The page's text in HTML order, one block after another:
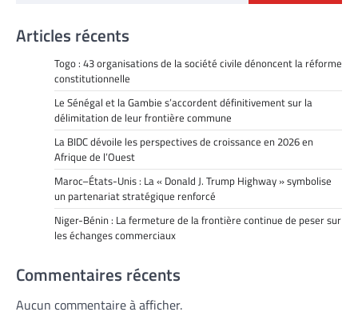
Articles récents
Togo : 43 organisations de la société civile dénoncent la réforme
constitutionnelle
Le Sénégal et la Gambie s’accordent définitivement sur la
délimitation de leur frontière commune
La BIDC dévoile les perspectives de croissance en 2026 en
Afrique de l’Ouest
Maroc–États-Unis : La « Donald J. Trump Highway » symbolise
un partenariat stratégique renforcé
Niger-Bénin : La fermeture de la frontière continue de peser sur
les échanges commerciaux
Commentaires récents
Aucun commentaire à afficher.